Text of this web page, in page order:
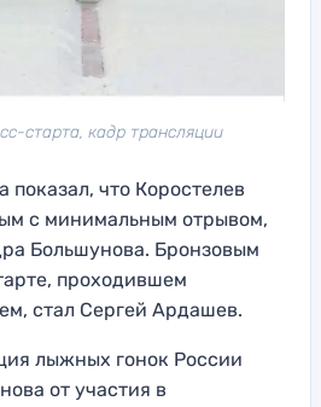
старта, кадр трансляции
что Коростелев
с минимальным отрывом,
Большунова. Бронзовым
проходившем
стал Сергей Ардашев.
лыжных гонок России
от участия в